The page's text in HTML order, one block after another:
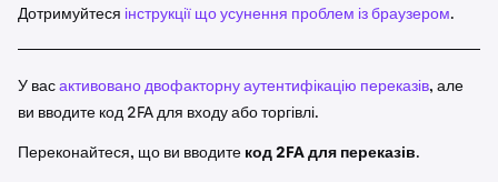
який ви хочете вивести зі стейкінгу. Натисніть
Unstake(Вивести зі стейкінгу) і введіть суму, яку ви
3 НатиснітьReview(Переглянути) і ще раз перевірте
(Підтвердити).
Дотримуйтеся інструкції що усунення проблем із браузером.
У васактивовано двофакторну аутентифікацію переказів, але
ви вводите код 2FA для входу або торгівлі.
Переконайтеся, що ви вводите код 2FA для переказів.